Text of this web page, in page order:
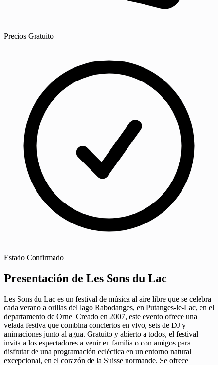
Precios Gratuito
Estado Confirmado
Presentación de Les Sons du Lac
Les Sons du Lac es un festival de música al aire libre que se celebra
cada verano a orillas del lago Rabodanges, en Putanges-le-Lac, en el
departamento de Orne. Creado en 2007, este evento ofrece una
velada festiva que combina conciertos en vivo, sets de DJ y
animaciones junto al agua. Gratuito y abierto a todos, el festival
invita a los espectadores a venir en familia o con amigos para
disfrutar de una programación ecléctica en un entorno natural
excepcional, en el corazón de la Suisse normande. Se ofrece